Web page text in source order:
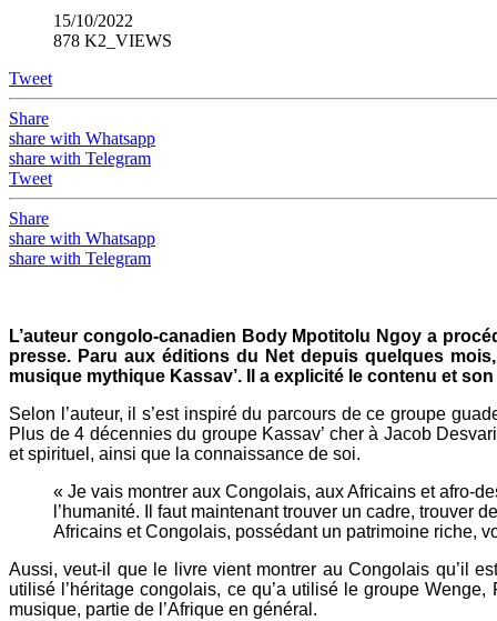
15/10/2022
878 K2_VIEWS
Tweet
Share
share with Whatsapp
share with Telegram
Tweet
Share
share with Whatsapp
share with Telegram
L’auteur congolo-canadien Body Mpotitolu Ngoy a
presse. Paru aux éditions du Net depuis quelques
musique mythique Kassav’. Il a explicité le contenu et
Selon l’auteur, il s’est inspiré du parcours de ce groupe
Plus de 4 décennies du groupe Kassav’ cher à Jacob
et spirituel, ainsi que la connaissance de soi.
« Je vais montrer aux Congolais, aux Africains et afro-
l’humanité. Il faut maintenant trouver un cadre, trouver
Africains et Congolais, possédant un patrimoine riche,
Aussi, veut-il que le livre vient montrer au Congolais qu’il
utilisé l’héritage congolais, ce qu’a utilisé le groupe
musique, partie de l’Afrique en général.